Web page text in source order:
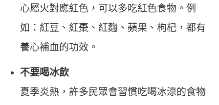
心屬火對應紅色，可以多吃紅色食物。例
如：紅豆、紅棗、紅麴、蘋果、枸杞，都有
養心補血的功效。
不要喝冰飲
夏季炎熱，許多民眾會習慣吃喝冰涼的食物